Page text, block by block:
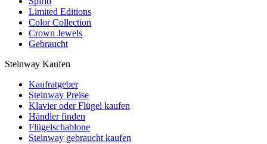
Limited Editions
Color Collection
Crown Jewels
Gebraucht
Steinway Kaufen
Kaufratgeber
Steinway Preise
Klavier oder Flügel kaufen
Händler finden
Flügelschablone
Steinway gebraucht kaufen